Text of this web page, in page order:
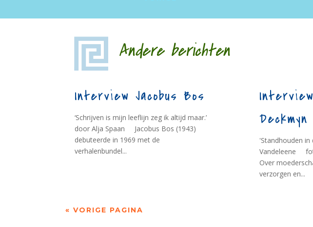
Andere berichten
Interview Jacobus Bos
‘Schrijven is mijn leeflijn zeg ik altijd maar.’
door Alja Spaan Jacobus Bos (1943)
debuteerde in 1969 met de
verhalenbundel...
Deckmyn
'Standhouden
Vandeleene
Over
verzorgen en...
« VORIGE PAGINA